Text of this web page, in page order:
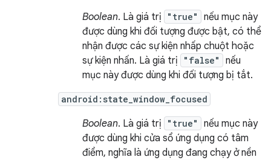
Boolean. Là giá trị "true"
nếu mục này
được dùng khi đối tượng được bật, có thể
nhận được các sự kiện nhấp chuột hoặc
sự kiện nhấn. Là giá trị
"false"
nếu
mục này được dùng khi đối tượng bị tắt.
android:state_window_focused
Boolean. Là giá trị "true"
nếu mục này
được dùng khi cửa sổ ứng dụng có tâm
điểm, nghĩa là ứng dụng đang chạy ở nền